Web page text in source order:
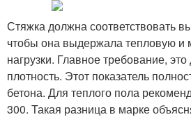
Стяжка должна соответствовать
чтобы она выдержала тепловую и
нагрузки. Главное требование, это
плотность. Этот показатель
бетона. Для теплого пола
300. Такая разница в марке